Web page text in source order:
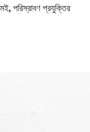
পরিস্রাবণ প্রযুক্তির